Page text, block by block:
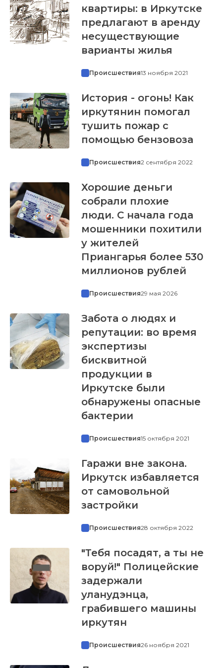
квартиры: в Иркутске
предлагают в аренду
несуществующие
варианты жилья
Происшествия13 ноября 2021
История - огонь! Как
иркутянин помогал
тушить пожар с
помощью бензовоза
Происшествия2 сентября 2022
Хорошие деньги
собрали плохие
люди. С начала года
мошенники похитили
у жителей
Приангарья более 530
миллионов рублей
Происшествия29 мая 2026
Забота о людях и
репутации: во время
экспертизы
бисквитной
продукции в
Иркутске были
обнаружены опасные
бактерии
Происшествия15 октября 2021
Гаражи вне закона.
Иркутск избавляется
от самовольной
застройки
Происшествия28 октября 2022
"Тебя посадят, а ты не
воруй!" Полицейские
задержали
уланудэнца,
грабившего машины
иркутян
Происшествия26 ноября 2021